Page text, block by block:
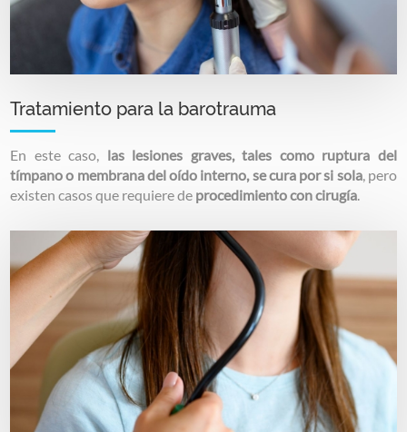
Tratamiento para la barotrauma
En este caso, las lesiones graves, tales como ruptura del
tímpano o membrana del oído interno, se cura por si sola, pero
existen casos que requiere de procedimiento con cirugía.
Image